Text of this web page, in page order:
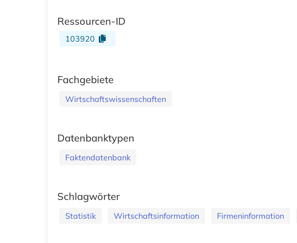
Ressourcen-ID
103920
Fachgebiete
Wirtschaftswissenschaften
Datenbanktypen
Faktendatenbank
Schlagwörter
Statistik Wirtschaftsinformation Firmeninformation